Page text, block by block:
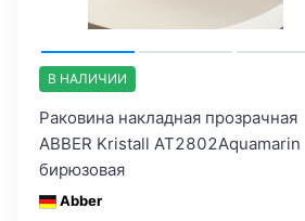
В НАЛИЧИИ
Раковина накладная прозрачная
ABBER Kristall AT2802Aquamarin
бирюзовая
Abber